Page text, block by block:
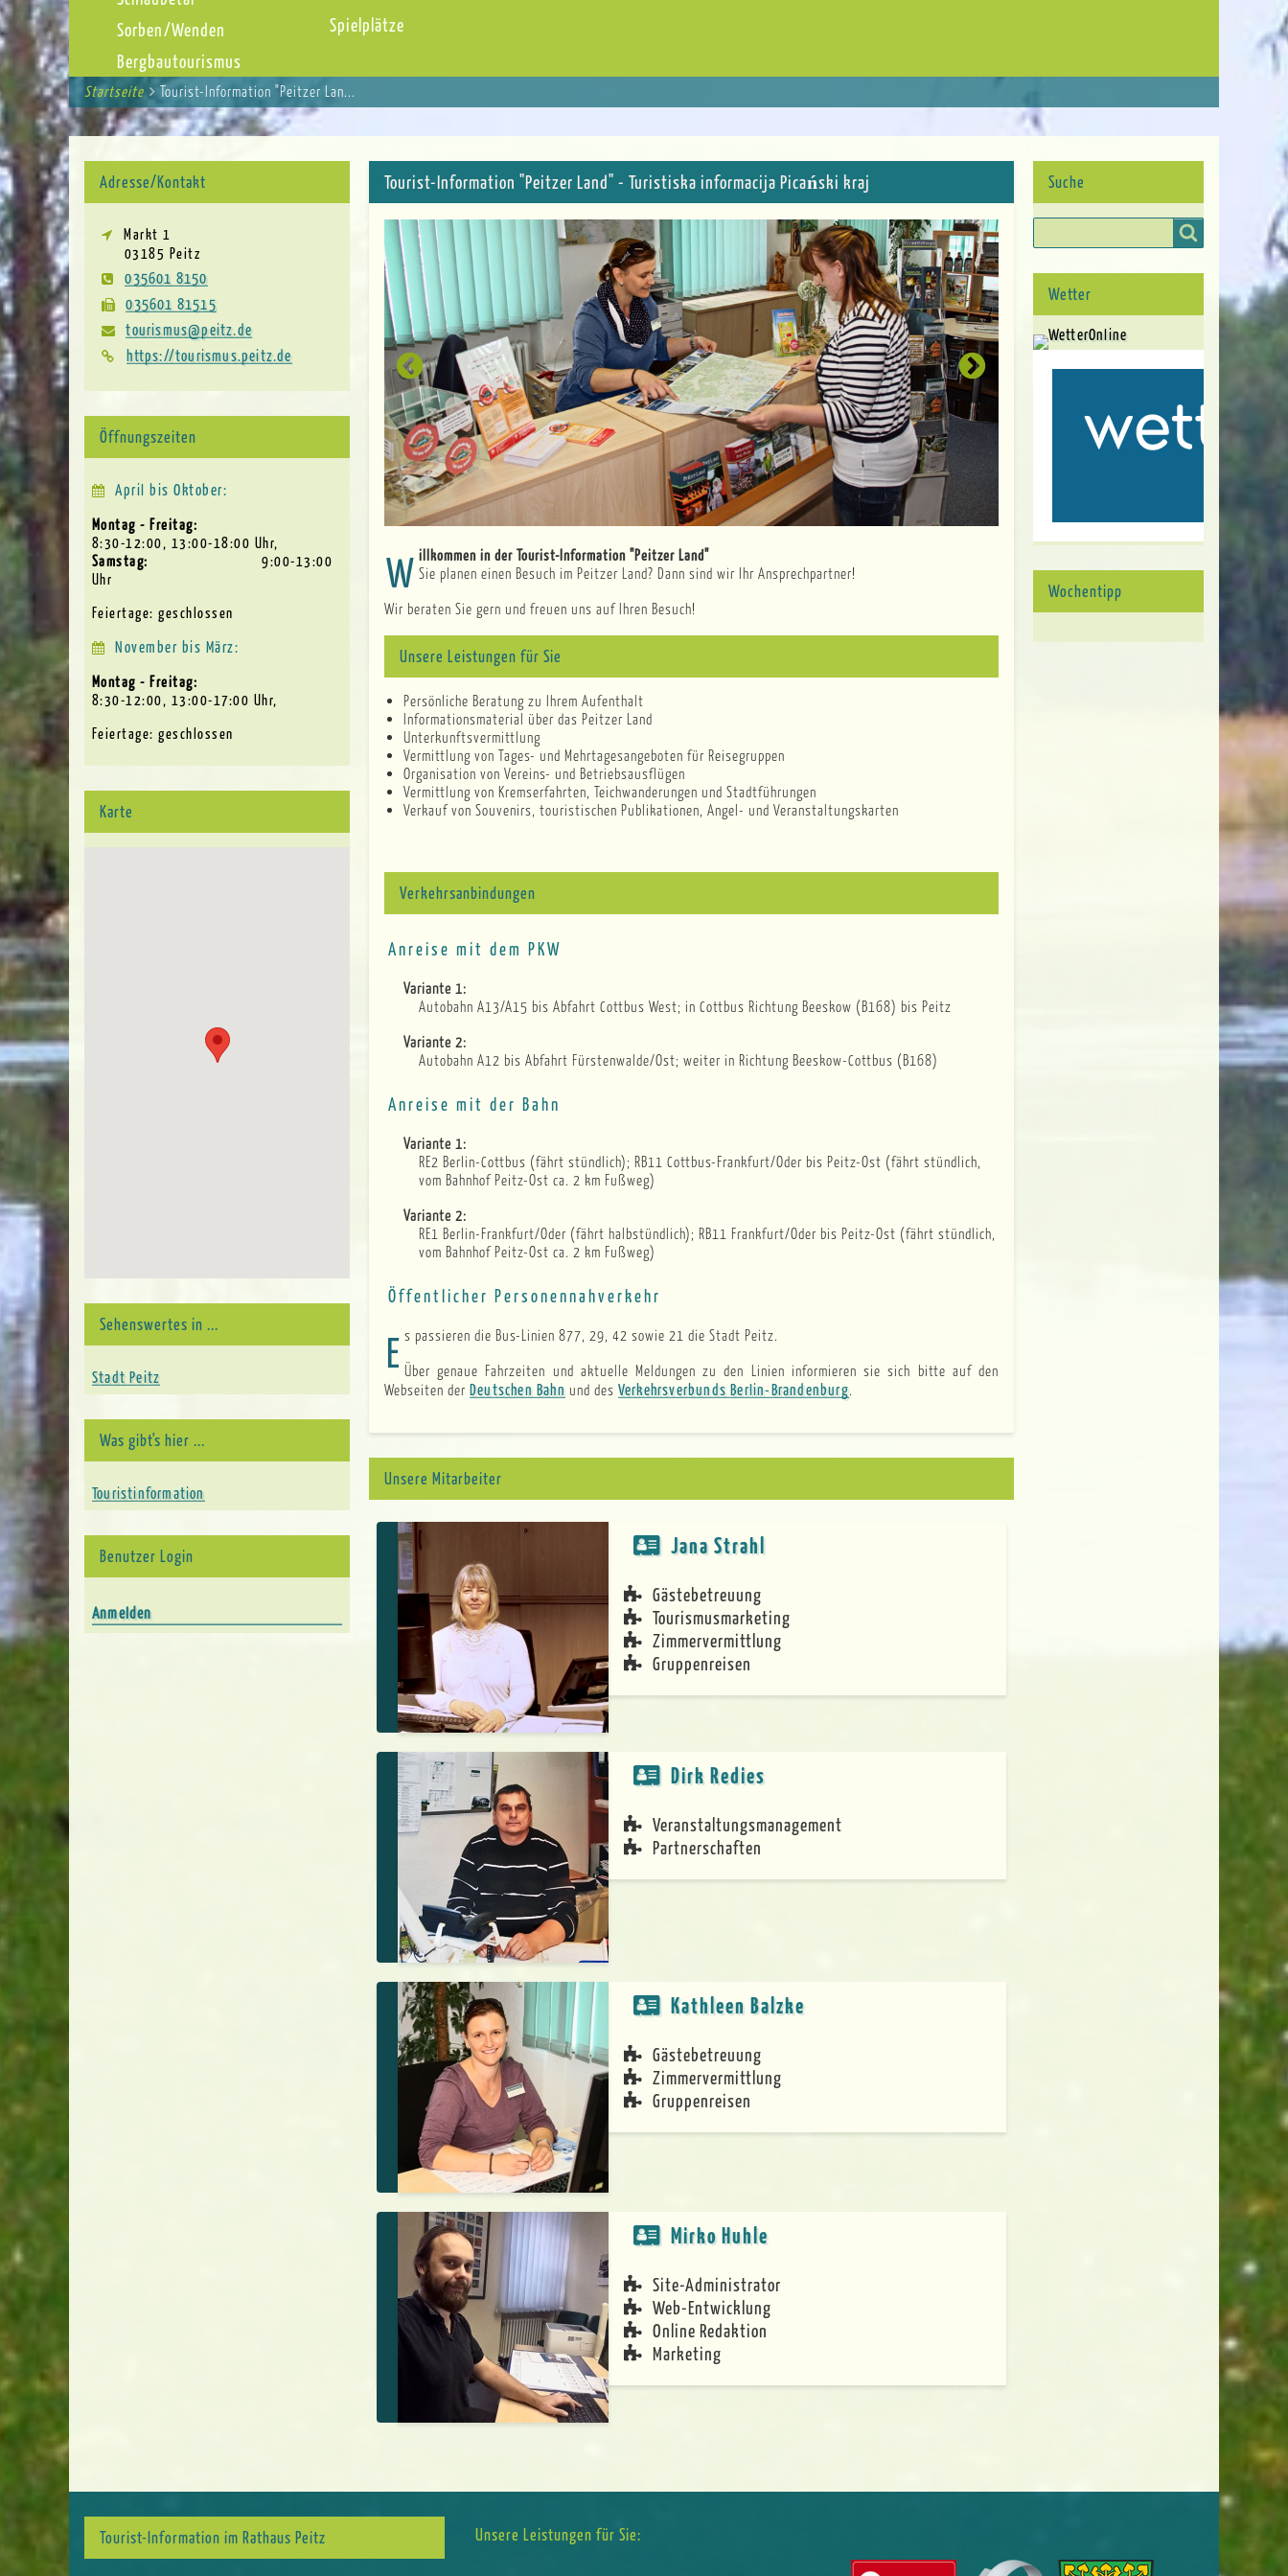
Sorben/Wenden
Bergbautourismus
Spielplätze
Breadcrumbs
You
are
here:
Startseite Tourist-Information "Peitzer Lan...
Tourist-Information "Peitzer Land" - Turistiska informacija Picański kraj
Willkommen in der Tourist-Information "Peitzer Land"
Sie planen einen Besuch im Peitzer Land? Dann sind wir Ihr Ansprechpartner!
Wir beraten Sie gern und freuen uns auf Ihren Besuch!
Unsere Leistungen für Sie
Persönliche Beratung zu Ihrem Aufenthalt
Informationsmaterial über das Peitzer Land
Unterkunftsvermittlung
Vermittlung von Tages- und Mehrtagesangeboten für Reisegruppen
Organisation von Vereins- und Betriebsausflügen
Vermittlung von Kremserfahrten, Teichwanderungen und Stadtführungen
Verkauf von Souvenirs, touristischen Publikationen, Angel- und Veranstaltungskarten
Verkehrsanbindungen
Anreise mit dem PKW
Variante 1:
Autobahn A13/A15 bis Abfahrt Cottbus West; in Cottbus Richtung Beeskow (B168) bis Peitz
Variante 2:
Autobahn A12 bis Abfahrt Fürstenwalde/Ost; weiter in Richtung Beeskow-Cottbus (B168)
Anreise mit der Bahn
Variante 1:
RE2 Berlin-Cottbus (fährt stündlich); RB11 Cottbus-Frankfurt/Oder bis Peitz-Ost (fährt stündlich,
vom Bahnhof Peitz-Ost ca. 2 km Fußweg)
Variante 2:
RE1 Berlin-Frankfurt/Oder (fährt halbstündlich); RB11 Frankfurt/Oder bis Peitz-Ost (fährt stündlich,
vom Bahnhof Peitz-Ost ca. 2 km Fußweg)
Öffentlicher Personennahverkehr
Es passieren die Bus-Linien 877, 29, 42 sowie 21 die Stadt Peitz.
Über genaue Fahrzeiten und aktuelle Meldungen zu den Linien informieren sie sich bitte auf den
Webseiten der Deutschen Bahnund des Verkehrsverbunds Berlin-Brandenburg.
Unsere Mitarbeiter
Jana Strahl
Gästebetreuung
Tourismusmarketing
Zimmervermittlung
Gruppenreisen
Dirk Redies
Veranstaltungsmanagement
Partnerschaften
Kathleen Balzke
Gästebetreuung
Zimmervermittlung
Gruppenreisen
Mirko Huhle
Site-Administrator
Web-Entwicklung
Online Redaktion
Marketing
Adresse/Kontakt
Markt 1
03185 Peitz
035601 8150
035601 81515
tourismus@peitz.de
https://tourismus.peitz.de
Öffnungszeiten
April bis Oktober
Montag - Freitag:
8:30-12:00, 13:00-18:00 Uhr,
Samstag:
9:00-13:00
Uhr
Feiertage: geschlossen
November bis März
Montag - Freitag:
8:30-12:00, 13:00-17:00 Uhr,
Feiertage: geschlossen
Karte
Sehenswertes in ...
Stadt Peitz
Was gibt's hier ...
Touristinformation
Benutzer Login
Anmelden
Suche
Wetter
Wochentipp
Tourist-Information im Rathaus Peitz Unsere Leistungen für Sie: